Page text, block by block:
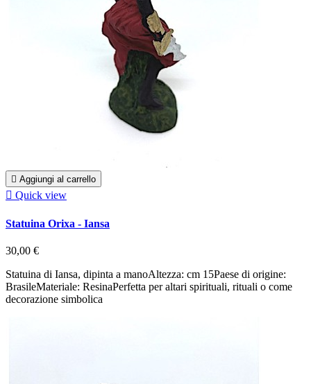
 Aggiungi al carrello
 Quick view
Statuina Orixa - Iansa
30,00 €
Statuina di Iansa, dipinta a manoAltezza: cm 15Paese di origine:
BrasileMateriale: ResinaPerfetta per altari spirituali, rituali o come
decorazione simbolica